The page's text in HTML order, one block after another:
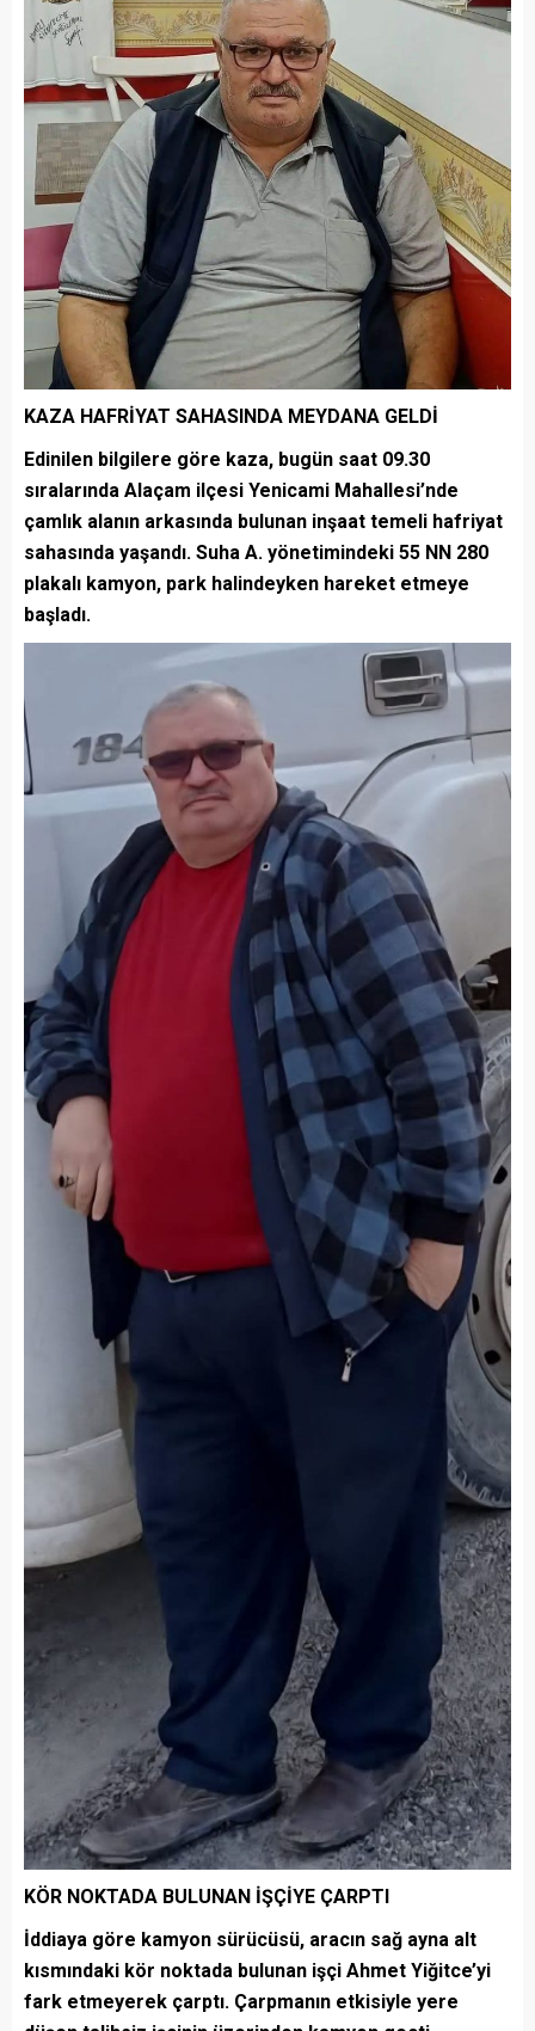
KAZA HAFRİYAT SAHASINDA MEYDANA GELDİ
Edinilen bilgilere göre kaza, bugün saat 09.30
sıralarında Alaçam ilçesi Yenicami Mahallesi’nde
çamlık alanın arkasında bulunan inşaat temeli hafriyat
sahasında yaşandı. Suha A. yönetimindeki 55 NN 280
plakalı kamyon, park halindeyken hareket etmeye
başladı.
KÖR NOKTADA BULUNAN İŞÇİYE ÇARPTI
İddiaya göre kamyon sürücüsü, aracın sağ ayna alt
kısmındaki kör noktada bulunan işçi Ahmet Yiğitce’yi
fark etmeyerek çarptı. Çarpmanın etkisiyle yere